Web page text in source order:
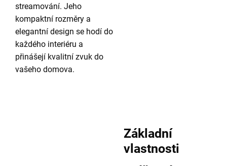
streamování. Jeho
kompaktní rozměry a
elegantní design se hodí do
každého interiéru a
přinášejí kvalitní zvuk do
vašeho domova.
Základní
vlastnosti